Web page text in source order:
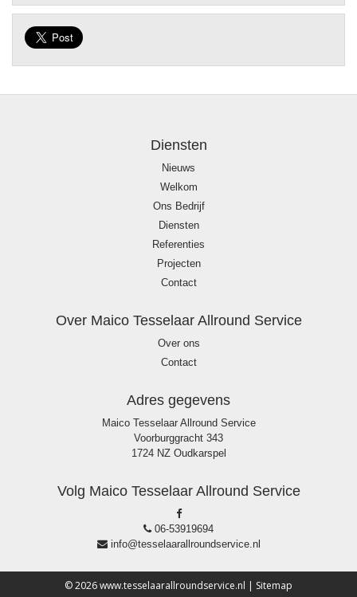
Diensten
Nieuws
Welkom
Ons Bedrijf
Diensten
Referenties
Projecten
Contact
Over Maico Tesselaar Allround Service
Over ons
Contact
Adres gegevens
Maico Tesselaar Allround Service
Voorburggracht 343
1724 NZ Oudkarspel
Volg Maico Tesselaar Allround Service
06-53919694
info@tesselaarallroundservice.nl
© 2026 www.tesselaarallroundservice.nl | Sitemap